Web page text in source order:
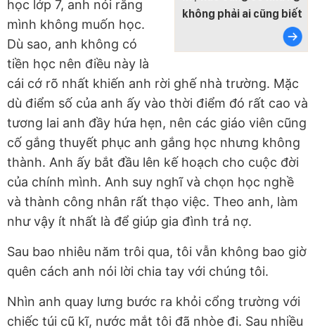
không phải ai cũng biết
học lớp 7, anh nói rằng
mình không muốn học.
Dù sao, anh không có
tiền học nên điều này là
cái cớ rõ nhất khiến anh rời ghế nhà trường. Mặc
dù điểm số của anh ấy vào thời điểm đó rất cao và
tương lai anh đầy hứa hẹn, nên các giáo viên cũng
cố gắng thuyết phục anh gắng học nhưng không
thành. Anh ấy bắt đầu lên kế hoạch cho cuộc đời
của chính mình. Anh suy nghĩ và chọn học nghề
và thành công nhân rất thạo việc. Theo anh, làm
như vậy ít nhất là để giúp gia đình trả nợ.
Sau bao nhiêu năm trôi qua, tôi vẫn không bao giờ
quên cách anh nói lời chia tay với chúng tôi.
Nhìn anh quay lưng bước ra khỏi cổng trường với
chiếc túi cũ kĩ, nước mắt tôi đã nhòe đi. Sau nhiều